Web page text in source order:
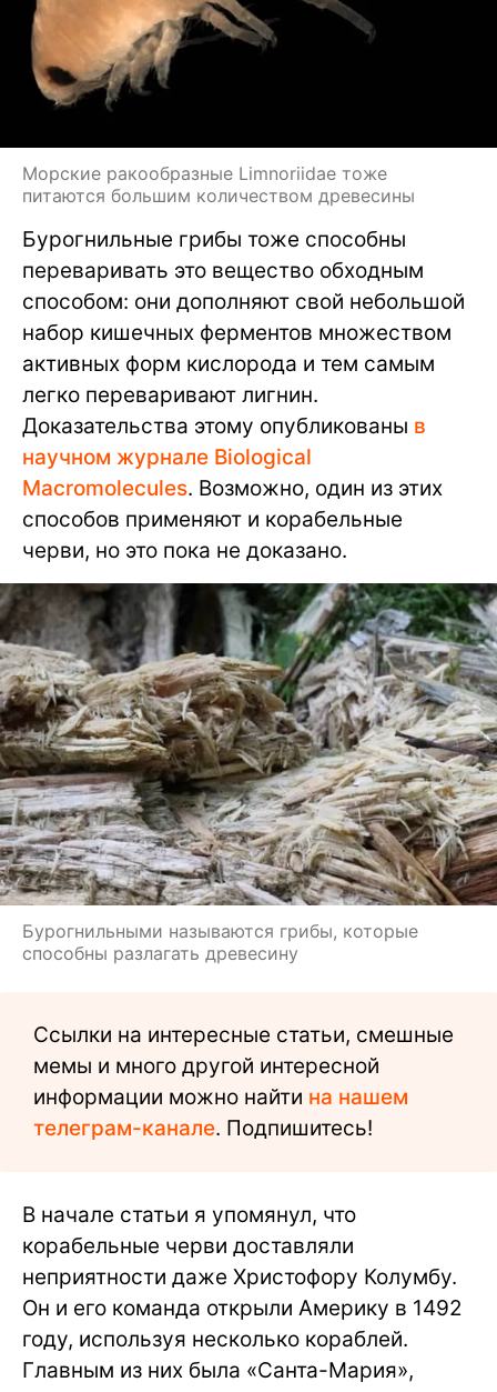
Морские ракообразные Limnoriidae тоже
питаются большим количеством древесины
Бурогнильные грибы тоже способны
переваривать это вещество обходным
способом: они дополняют свой небольшой
набор кишечных ферментов множеством
активных форм кислорода и тем самым
легко переваривают лигнин.
Доказательства этому опубликованы в
научном журнале Biological
Macromolecules. Возможно, один из этих
способов применяют и корабельные
черви, но это пока не доказано.
Бурогнильными называются грибы, которые
способны разлагать древесину
Ссылки на интересные статьи, смешные
мемы и много другой интересной
информации можно найти на нашем
телеграм-канале. Подпишитесь!
В начале статьи я упомянул, что
корабельные черви доставляли
неприятности даже Христофору Колумбу.
Он и его команда открыли Америку в 1492
году, используя несколько кораблей.
Главным из них была «Санта-Мария»,